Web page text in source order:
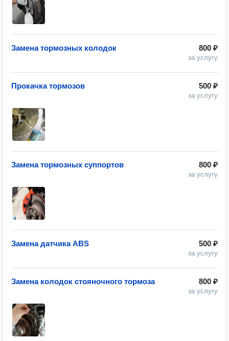
800 ₽
за услугу
Замена тормозных колодок
500 ₽
за услугу
Прокачка тормозов
800 ₽
за услугу
Замена тормозных суппортов
500 ₽
за услугу
Замена датчика ABS
800 ₽
за услугу
Замена колодок стояночного тормоза